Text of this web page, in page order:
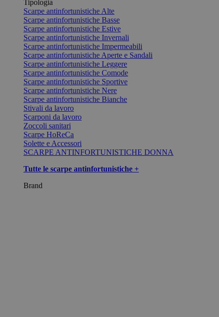
Tipologia
Scarpe antinfortunistiche Alte
Scarpe antinfortunistiche Basse
Scarpe antinfortunistiche Estive
Scarpe antinfortunistiche Invernali
Scarpe antinfortunistiche Impermeabili
Scarpe antinfortunistiche Aperte e Sandali
Scarpe antinfortunistiche Leggere
Scarpe antinfortunistiche Comode
Scarpe antinfortunistiche Sportive
Scarpe antinfortunistiche Nere
Scarpe antinfortunistiche Bianche
Stivali da lavoro
Scarponi da lavoro
Zoccoli sanitari
Scarpe HoReCa
Solette e Accessori
SCARPE ANTINFORTUNISTICHE DONNA
Tutte le scarpe antinfortunistiche +
Brand